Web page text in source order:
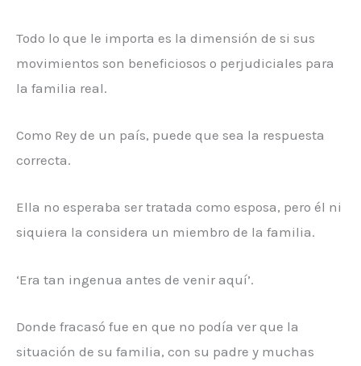
Todo lo que le importa es la dimensión de si sus
movimientos son beneficiosos o perjudiciales para
la familia real.
Como Rey de un país, puede que sea la respuesta
correcta.
Ella no esperaba ser tratada como esposa, pero él ni
siquiera la considera un miembro de la familia.
‘Era tan ingenua antes de venir aquí’.
Donde fracasó fue en que no podía ver que la
situación de su familia, con su padre y muchas